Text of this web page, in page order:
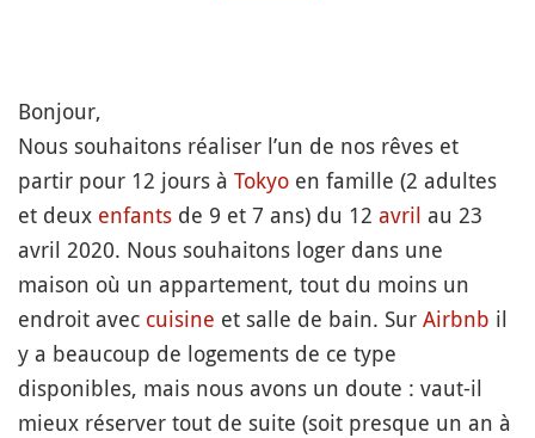
Bonjour,
Nous souhaitons réaliser l’un de nos rêves et
partir pour 12 jours à Tokyo en famille (2 adultes
et deux enfants de 9 et 7 ans) du 12 avril au 23
avril 2020. Nous souhaitons loger dans une
maison où un appartement, tout du moins un
endroit avec cuisine et salle de bain. Sur Airbnb il
y a beaucoup de logements de ce type
disponibles, mais nous avons un doute : vaut-il
mieux réserver tout de suite (soit presque un an à